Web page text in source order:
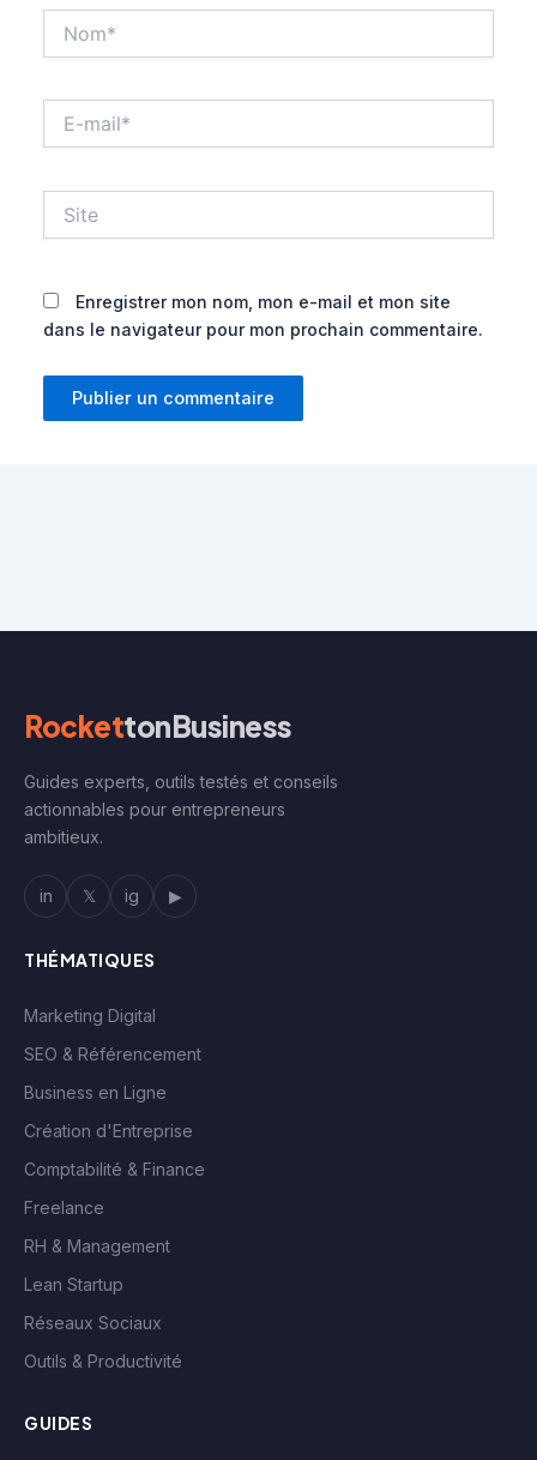
mail*
Enregistrer mon nom, mon e-mail et mon site
dans le navigateur pour mon prochain commentaire.
RockettonBusiness
Guides experts, outils testés et conseils
actionnables pour entrepreneurs
ambitieux.
in 𝕏 ig ▶
THÉMATIQUES
Marketing Digital
SEO & Référencement
Business en Ligne
Création d'Entreprise
Comptabilité & Finance
Freelance
RH & Management
Lean Startup
Réseaux Sociaux
Outils & Productivité
GUIDES